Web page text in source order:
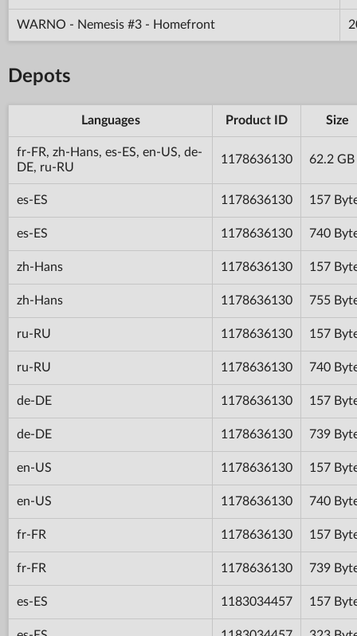
WARNO - Nemesis #3 - Homefront
Depots
Languages Product ID Size
fr-FR, zh-Hans, es-ES, en-US, de-
DE, ru-RU
1178636130 62.2 GB
es-ES 1178636130 157
es-ES 1178636130 740
zh-Hans 1178636130 157
zh-Hans 1178636130 755
ru-RU 1178636130 157
ru-RU 1178636130 740
de-DE 1178636130 157
de-DE 1178636130 739
en-US 1178636130 157
en-US 1178636130 740
fr-FR 1178636130 157
fr-FR 1178636130 739
es-ES 1183034457 157